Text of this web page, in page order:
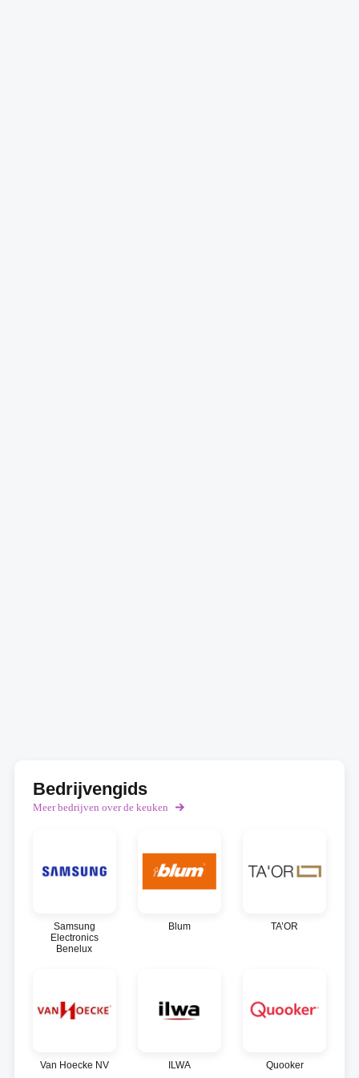
Bedrijvengids
Meer bedrijven over de keuken
Samsung
Electronics
Benelux
Blum TA’OR
Van Hoecke NV ILWA Quooker